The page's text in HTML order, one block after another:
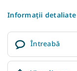
Informaţii detaliate
Întreabă